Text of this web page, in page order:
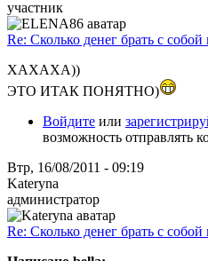
участник
Re: Сколько денег брать с
ХАХАХА))
ЭТО ИТАК ПОНЯТНО)
Войдите или
возможность отправлять
Втр, 16/08/2011 - 09:19
Kateryna
администратор
Re: Сколько денег брать с